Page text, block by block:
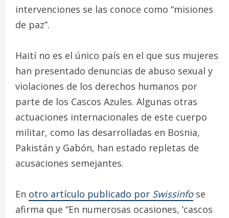
intervenciones se las conoce como “misiones
de paz”.
Haití no es el único país en el que sus mujeres
han presentado denuncias de abuso sexual y
violaciones de los derechos humanos por
parte de los Cascos Azules. Algunas otras
actuaciones internacionales de este cuerpo
militar, como las desarrolladas en Bosnia,
Pakistán y Gabón, han estado repletas de
acusaciones semejantes.
En otro artículo publicado por Swissinfose
afirma que “En numerosas ocasiones, ‘cascos